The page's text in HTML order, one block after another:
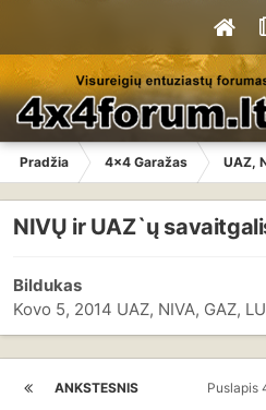
Pradžia 4x4 Garažas UAZ,
NIVŲ ir UAZ`ų
Bildukas
Kovo 5, 2014 UAZ, NIVA, GAZ,
ANKSTESNIS Puslapis